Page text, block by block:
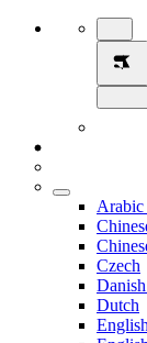
Arabic
Czech
Dutch